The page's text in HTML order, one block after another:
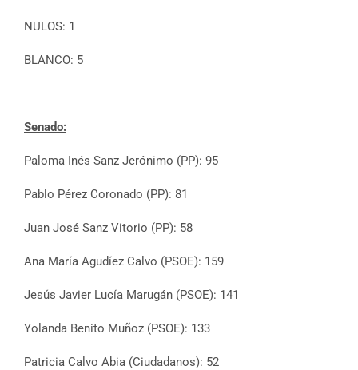
NULOS: 1
BLANCO: 5
Senado:
Paloma Inés Sanz Jerónimo (PP): 95
Pablo Pérez Coronado (PP): 81
Juan José Sanz Vitorio (PP): 58
Ana María Agudíez Calvo (PSOE): 159
Jesús Javier Lucía Marugán (PSOE): 141
Yolanda Benito Muñoz (PSOE): 133
Patricia Calvo Abia (Ciudadanos): 52